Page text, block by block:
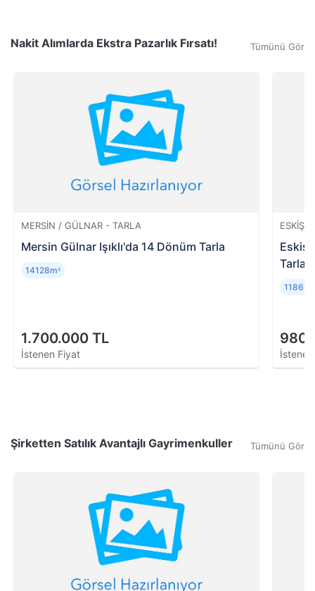
Nakit Alımlarda Ekstra Pazarlık Fırsatı! Tümünü Gör
MERSIN / GÜLNAR - TARLA
Mersin Gülnar Işıklı'da 14 Dönüm Tarla
1.700.000 TL
İstenen Fiyat
14128m²
Tarla
Şirketten Satılık Avantajlı Gayrimenkuller Tümünü Gör